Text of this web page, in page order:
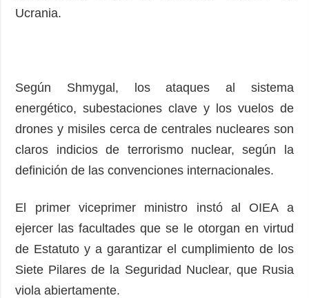
Ucrania.
Según Shmygal, los ataques al sistema
energético, subestaciones clave y los vuelos de
drones y misiles cerca de centrales nucleares son
claros indicios de terrorismo nuclear, según la
definición de las convenciones internacionales.
El primer viceprimer ministro instó al OIEA a
ejercer las facultades que se le otorgan en virtud
de Estatuto y a garantizar el cumplimiento de los
Siete Pilares de la Seguridad Nuclear, que Rusia
viola abiertamente.